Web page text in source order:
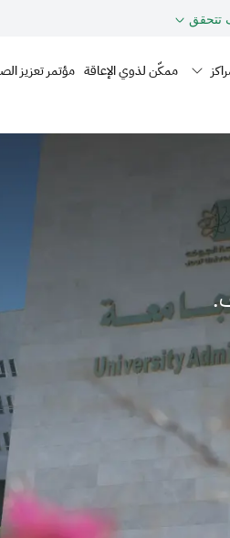
تتحقق
ممكّن لذوي الإعاقة مؤتمر تعزيز